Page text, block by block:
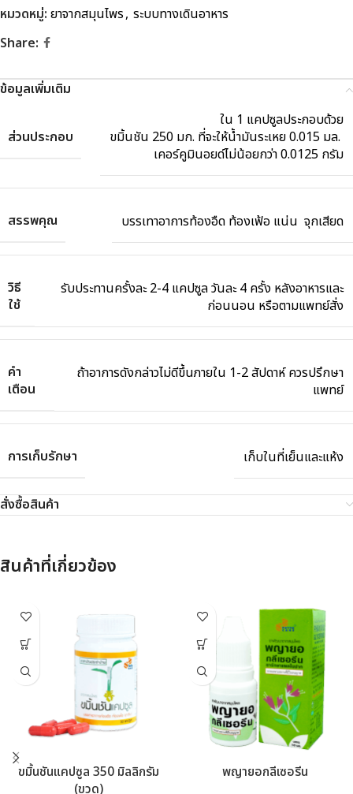
หมวดหมู่: ยาจากสมุนไพร, ระบบทางเดินอาหาร
Share:
ข้อมูลเพิ่มเติม
ส่วนประกอบ
ใน 1 แคปซูลประกอบด้วย
ขมิ้นชัน 250 มก. ที่จะให้น้ำมันระเหย 0.015 มล.
เคอร์คูมินอยด์ไม่น้อยกว่า 0.0125 กรัม
สรรพคุณ บรรเทาอาการท้องอืด ท้องเฟ้อ แน่น จุกเสียด
วิธี
ใช้
รับประทานครั้งละ 2-4 แคปซูล วันละ 4 ครั้ง หลังอาหารและ
ก่อนนอน หรือตามแพทย์สั่ง
คำ
เตือน
ถ้าอาการดังกล่าวไม่ดีขึ้นภายใน 1-2 สัปดาห์ ควรปรึกษา
แพทย์
การเก็บรักษา เก็บในที่เย็นและแห้ง
สั่งซื้อสินค้า
สินค้าที่เกี่ยวข้อง
ขมิ้นชันแคปซูล 350 มิลลิกรัม
(ขวด)
พญายอกลีเซอรีน